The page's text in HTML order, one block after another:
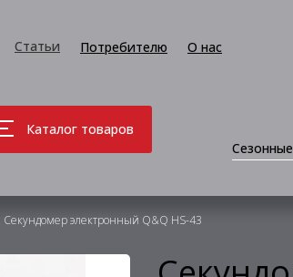
Статьи Потребителю О нас
Каталог товаров
Секундомер электронный Q&Q HS-43